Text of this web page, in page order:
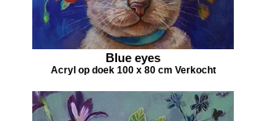
Blue eyes
Acryl op doek 100 x 80 cm Verkocht